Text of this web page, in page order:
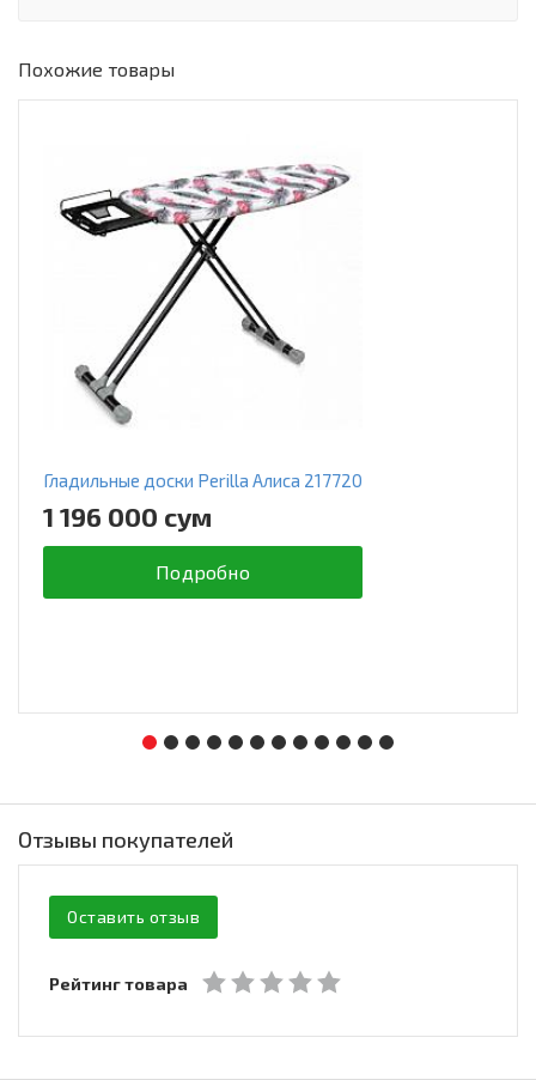
Похожие товары
Гладильные доски Perilla Алиса 217720
1 196 000 сум
Подробно
Отзывы покупателей
Оставить отзыв
Рейтинг товара